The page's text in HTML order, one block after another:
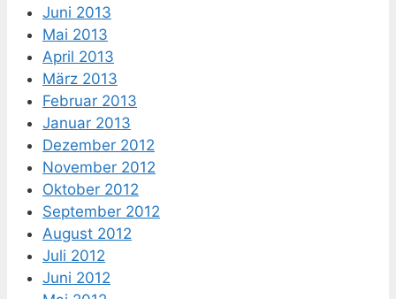
Juni 2013
Mai 2013
April 2013
März 2013
Februar 2013
Januar 2013
Dezember 2012
November 2012
Oktober 2012
September 2012
August 2012
Juli 2012
Juni 2012